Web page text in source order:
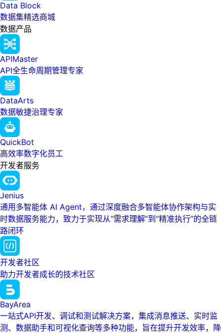
Data Block
数据集精选商城
数据产品
APIMaster
API全生命周期管理专家
DataArts
数据敏捷治理专家
QuickBot
高效率数字化员工
开发者服务
Jenius
通用多智能体 AI Agent，通过深度融合多智能体协作架构与实
时数据服务能力，致力于实现从“需求理解”到“精准执行”的全链
路闭环
开发者社区
助力开发者成长的技术社区
BayArea
一站式API开发、调试和测试解决方案，集成消息推送、实时监
测、数据助手和可视化查询等多种功能，旨在提升开发效率，降